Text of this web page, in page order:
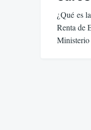
¿Qué es
Renta de